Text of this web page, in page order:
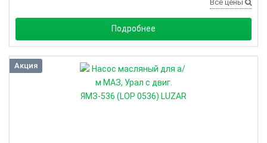
Все цены
Подробнее
Акция